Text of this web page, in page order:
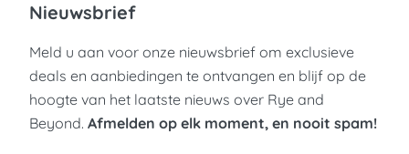
Nieuwsbrief
Meld u aan voor onze nieuwsbrief om exclusieve
deals en aanbiedingen te ontvangen en blijf op de
hoogte van het laatste nieuws over Rye and
Beyond. Afmelden op elk moment, en nooit spam!